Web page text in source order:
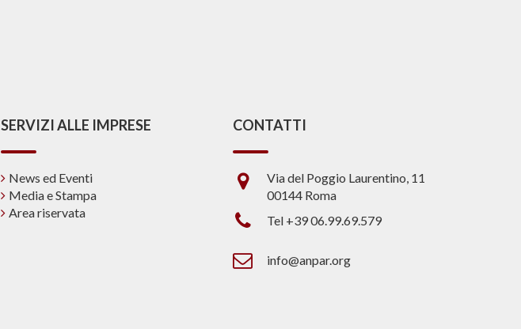
SERVIZI ALLE IMPRESE
News ed Eventi
Media e Stampa
Area riservata
CONTATTI
Via del Poggio Laurentino, 11
00144 Roma
Tel +39 06.99.69.579
info@anpar.org